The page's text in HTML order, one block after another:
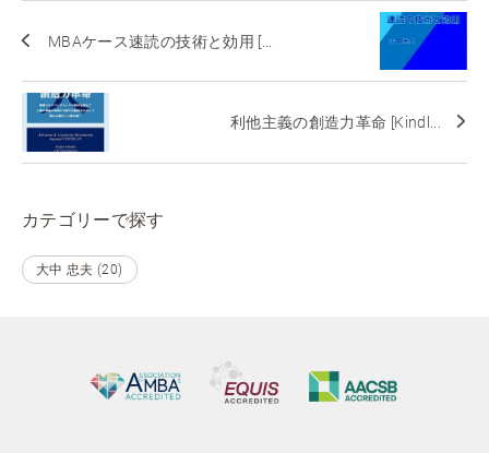
MBAケース速読の技術と効用 [...
利他主義の創造力革命 [Kindl...
カテゴリーで探す
大中 忠夫 (20)